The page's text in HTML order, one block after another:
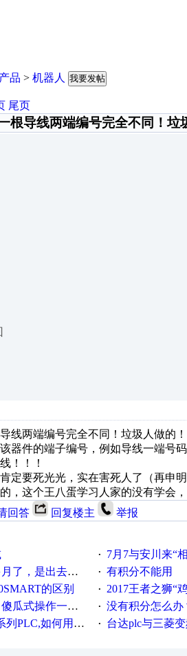
产品 > 机器人 我要发帖
尾页
根导线两端编号完全不同！垃
线两端编号完全不同！垃圾人做的
器件的端子编号，例如导线一端号
！！！
定要死光光，实在害死人了（再申
，这个王八蛋学习人家的没有学会
回答 回复楼主 举报
· 7月7与安川来“
遇车祸所致:大家工作都要特别注意啊 · 有积分不能用
的区别 · 2017王者之狮“鸡”情签到
安装，一键即可实现自动备份或还原系统。 · 没有积分怎么办
在组态王中可以自由输入！拜托各位大神了！ · 台达plc与三菱